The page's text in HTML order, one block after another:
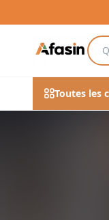
Toutes les